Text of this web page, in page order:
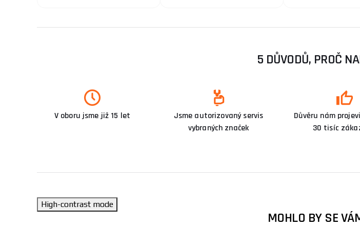
5 DŮVODŮ, PROČ
V oboru jsme již 15 let
Jsme autorizovaný servis
vybraných značek
Důvěru nám
30 tisíc
High-contrast mode
MOHLO BY SE